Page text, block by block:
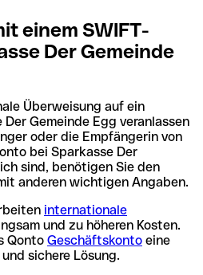
einem SWIFT-
Der Gemeinde
Überweisung auf ein
Der Gemeinde Egg veranlassen
oder die Empfängerin von
bei Sparkasse Der
sind, benötigen Sie den
anderen wichtigen Angaben.
internationale
und zu höheren Kosten.
Qonto Geschäftskonto eine
sichere Lösung.